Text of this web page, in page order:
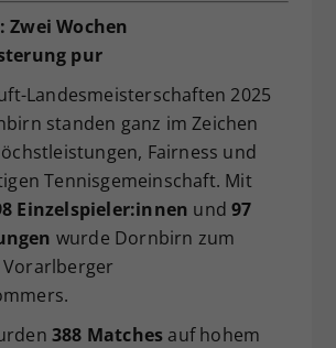
Zwei Wochen
pur
Landesmeisterschaften 2025
standen ganz im Zeichen
Fairness und
Tennisgemeinschaft. Mit
Einzelspieler:innen und97
wurde Dornbirn zum
388 Matches auf hohem